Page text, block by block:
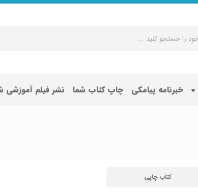
خبرنامه پیامکی چاپ کتاب شما نشر فیلم آموزشی
کتاب چاپی